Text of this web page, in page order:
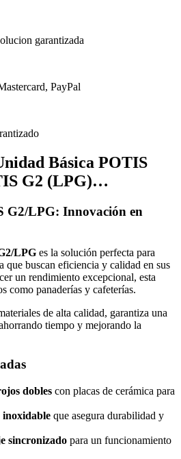
garantizada
PayPal
Básica POTIS
G2 (LPG)…
G2/LPG: Innovación en
LPG es la solución perfecta para
que buscan eficiencia y calidad en sus
un rendimiento excepcional, esta
como panaderías y cafeterías.
de alta calidad, garantiza una
tiempo y mejorando la
dobles con placas de cerámica para
inoxidable que asegura durabilidad y
sincronizado para un funcionamiento